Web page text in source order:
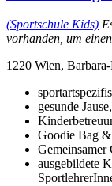
(Sportschule Kids)
vorhanden, um
1220 Wien,
gesunde
Goodie Bag
Gemeinsamer
ausgebildete